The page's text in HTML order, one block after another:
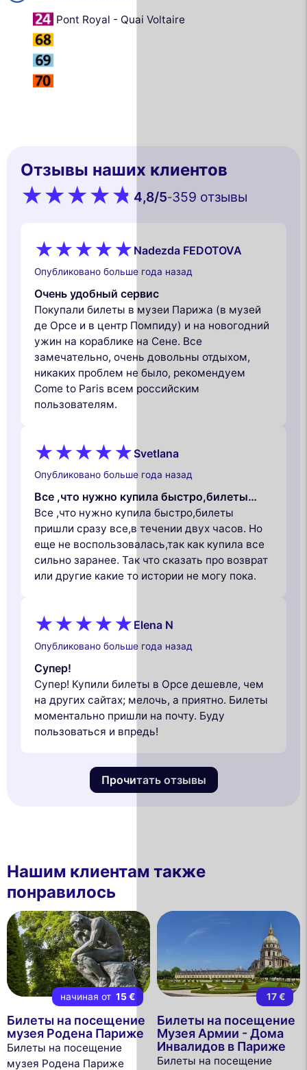
Pont Royal - Quai Voltaire
Отзывы наших клиентов
4,8/5-359 oтзывы
Nadezda FEDOTOVA
Опубликовано больше года назад
Очень удобный сервис
Покупали билеты в музеи Парижа (в музей
де Орсе и в центр Помпиду) и на новогодний
ужин на кораблике на Сене. Все
замечательно, очень довольны отдыхом,
никаких проблем не было, рекомендуем
Come to Paris всем российским
пользователям.
Svetlana
Опубликовано больше года назад
Все ,что нужно купила быстро,билеты…
Все ,что нужно купила быстро,билеты
пришли сразу все,в течении двух часов. Но
еще не воспользовалась,так как купила все
сильно заранее. Так что сказать про возврат
или другие какие то истории не могу пока.
Elena N
Опубликовано больше года назад
Супер!
Супер! Купили билеты в Орсе дешевле, чем
на других сайтах; мелочь, а приятно. Билеты
моментально пришли на почту. Буду
пользоваться и впредь!
Прочитать отзывы
Нашим клиентам также
понравилось
начиная от 15 €
Билеты на посещение
музея Родена Париже
Билеты на посещение
музея Родена Париже
17 €
Билеты на посещение
Музея Армии - Дома
Инвалидов в Париже
Билеты на посещение